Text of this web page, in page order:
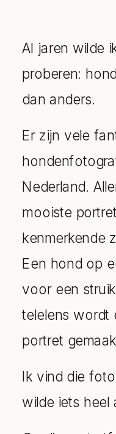
Al jaren wilde
proberen:
dan anders.
Er zijn vele
Nederland.
mooiste
kenmerkende
Een hond op
voor een
telelens wordt
portret
Ik vind die
wilde iets heel